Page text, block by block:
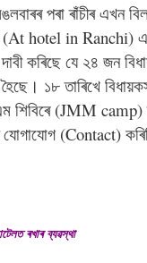
পৰা ৰাঁচীৰ এখন
(At hotel in Ranchi)
কৰিছে যে ২৪ জন
১৮ তাৰিখে
শিবিৰে (JMM camp)
যোগাযোগ (Contact)
ৰখাৰ ব্যৱস্থা